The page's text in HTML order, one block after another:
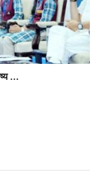
...